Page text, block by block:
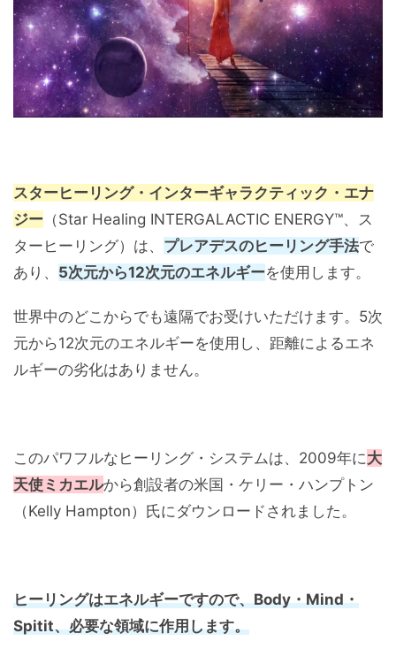
スターヒーリング・インターギャラクティック・エナ
ジー （Star Healing INTERGALACTIC ENERGY™、ス
ターヒーリング）は、 プレアデスのヒーリング手法で
あり、 5次元から12次元のエネルギーを使用します。
世界中のどこからでも遠隔でお受けいただけます。5次
元から12次元のエネルギーを使用し、距離によるエネ
ルギーの劣化はありません。
このパワフルなヒーリング・システムは、2009年に大
天使ミカエルから創設者の米国・ケリー・ハンプトン
（Kelly Hampton）氏にダウンロードされました。
ヒーリングはエネルギーですので、Body・Mind・
Spitit、必要な領域に作用します。